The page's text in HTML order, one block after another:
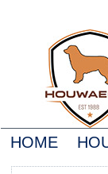
HOME